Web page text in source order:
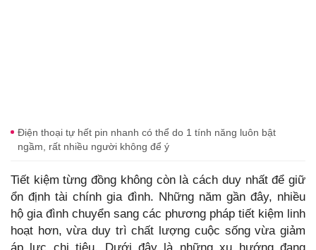
Điện thoại tự hết pin nhanh có thể do 1 tính năng luôn bật
ngầm, rất nhiều người không để ý
Tiết kiệm từng đồng không còn là cách duy nhất để giữ
ổn định tài chính gia đình. Những năm gần đây, nhiều
hộ gia đình chuyển sang các phương pháp tiết kiệm linh
hoạt hơn, vừa duy trì chất lượng cuộc sống vừa giảm